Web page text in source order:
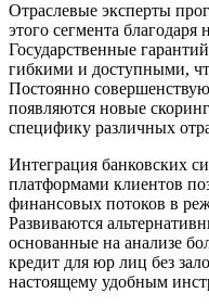
Отраслевые эксперты
этого сегмента благодаря
Государственные
гибкими и доступными,
Постоянно
появляются новые
специфику различных
Интеграция банковских
платформами клиентов
финансовых потоков в
Развиваются
основанные на анализе
кредит для юр лиц без
настоящему удобным